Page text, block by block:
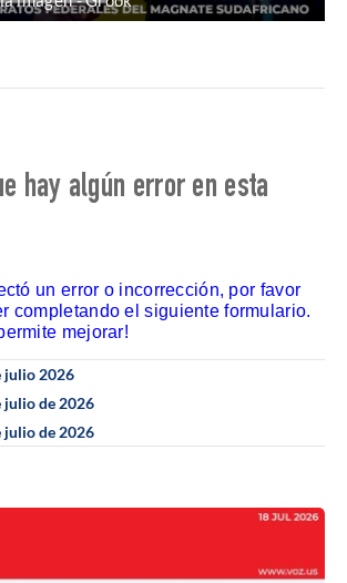
hay algún error en esta
un error o incorrección, por favor
completando el siguiente formulario.
mejorar!
julio 2026
julio de 2026
julio de 2026